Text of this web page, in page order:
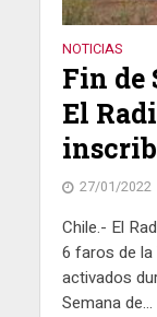
NOTICIAS
Fin de
El
27/01/2022
Chile.- El
6 faros de la
activados
Semana de...